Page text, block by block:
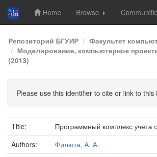
Skip
navigation
Home Browse
Репозиторий БГУИР Факультет
Моделирование, компьютерное
(2013)
Please use this identifier to cite or link to this
Title:
Программный комплекс учета
Authors:
Филюта, А. А.